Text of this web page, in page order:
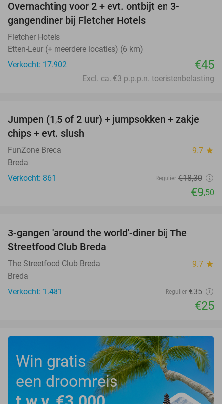
Overnachting voor 2 + evt. ontbijt en 3-
gangendiner bij Fletcher Hotels
Fletcher Hotels
Etten-Leur (+ meerdere locaties) (6 km)
Verkocht: 17.902
€45
Excl. ca. €3 p.p.p.n. toeristenbelasting
48%
Jumpen (1,5 of 2 uur) + jumpsokken + zakje
chips + evt. slush
FunZone Breda 9.7 star
Breda
Verkocht: 861
Regulier €18,30
€9,50
3-gangen 'around the world'-diner bij The
Streetfood Club Breda
The Streetfood Club Breda 9.7 star
Breda
Verkocht: 1.481
Regulier €35
€25
Win gratis
een droomreis